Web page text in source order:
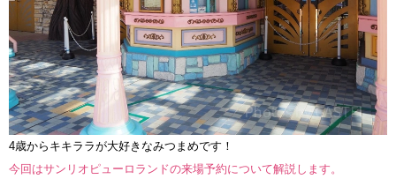
4歳からキキララが大好きなみつまめです！
今回はサンリオピューロランドの来場予約について解説します。